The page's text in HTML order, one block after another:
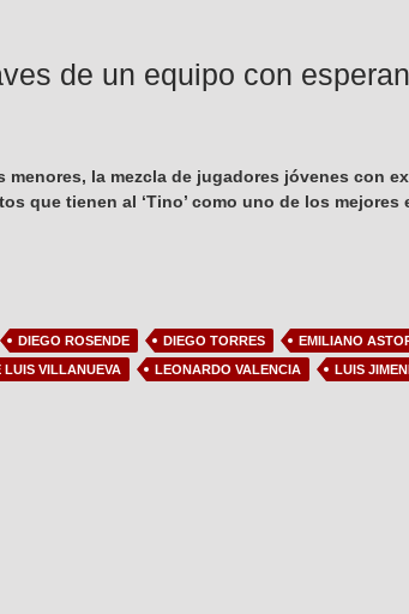
de un equipo con
la mezcla de jugadores jóvenes con
que tienen al ‘Tino’ como uno de los
claves de un equipo con esperanzas libertadoras
DIEGO ROSENDE DIEGO TORRES EMILIANO
LUIS VILLANUEVA LEONARDO VALENCIA LUIS